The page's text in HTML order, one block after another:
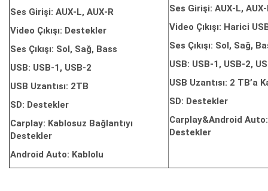
Ses Girişi: AUX-L, AUX-R
Video Çıkışı: Destekler
Ses Çıkışı: Sol, Sağ, Bass
USB: USB-1, USB-2
USB Uzantısı: 2TB
SD: Destekler
Carplay: Kablosuz Bağlantıyı
Destekler
Android Auto: Kablolu
Ses Girişi: AUX-L,
Video Çıkışı: Harici
Ses Çıkışı: Sol, Sağ,
USB: USB-1, USB-2,
USB Uzantısı: 2 TB’a
SD: Destekler
Carplay&Android
Destekler